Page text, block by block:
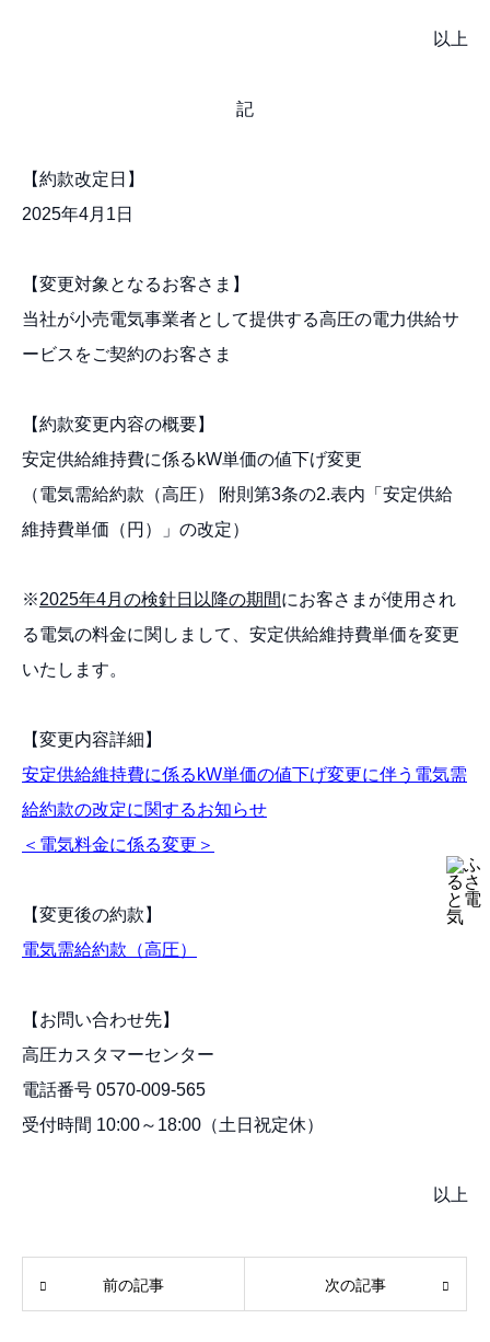
以上
記
【約款改定日】
2025年4月1日
【変更対象となるお客さま】
当社が小売電気事業者として提供する高圧の電力供給サ
ービスをご契約のお客さま
【約款変更内容の概要】
安定供給維持費に係るkW単価の値下げ変更
（電気需給約款（高圧） 附則第3条の2.表内「安定供給
維持費単価（円）」の改定）
※2025年4月の検針日以降の期間にお客さまが使用され
る電気の料金に関しまして、安定供給維持費単価を変更
いたします。
【変更内容詳細】
安定供給維持費に係るkW単価の値下げ変更に伴う電気需
給約款の改定に関するお知らせ
＜電気料金に係る変更＞
【変更後の約款】
電気需給約款（高圧）
【お問い合わせ先】
高圧カスタマーセンター
電話番号 0570-009-565
受付時間 10:00～18:00（土日祝定休）
以上
前の記事 次の記事